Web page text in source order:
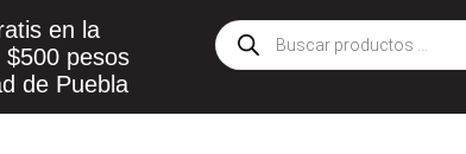
en la
pesos
de Puebla
Búsqueda
de
productos